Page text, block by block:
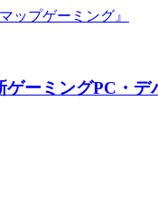
ゲーミングPC・デ